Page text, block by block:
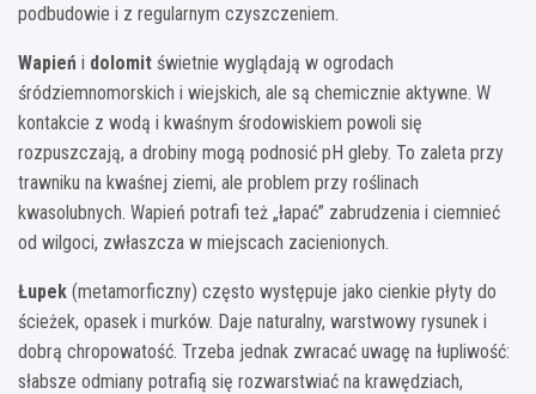
podbudowie i z regularnym czyszczeniem.
Wapień i dolomit świetnie wyglądają w ogrodach
śródziemnomorskich i wiejskich, ale są chemicznie aktywne. W
kontakcie z wodą i kwaśnym środowiskiem powoli się
rozpuszczają, a drobiny mogą podnosić pH gleby. To zaleta przy
trawniku na kwaśnej ziemi, ale problem przy roślinach
kwasolubnych. Wapień potrafi też „łapać” zabrudzenia i ciemnieć
od wilgoci, zwłaszcza w miejscach zacienionych.
Łupek (metamorficzny) często występuje jako cienkie płyty do
ścieżek, opasek i murków. Daje naturalny, warstwowy rysunek i
dobrą chropowatość. Trzeba jednak zwracać uwagę na łupliwość:
słabsze odmiany potrafią się rozwarstwiać na krawędziach,